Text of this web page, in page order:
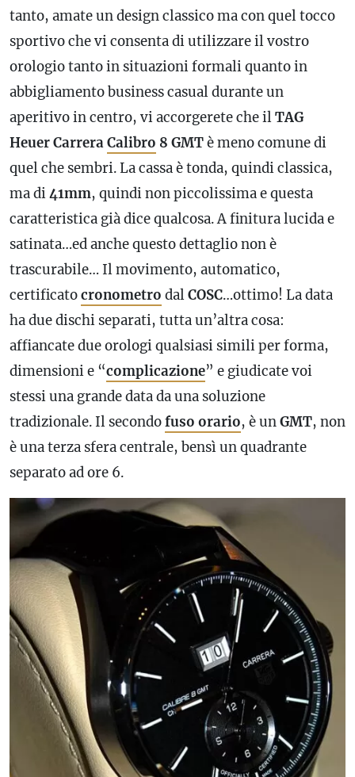
tanto, amate un design classico ma con quel tocco
sportivo che vi consenta di utilizzare il vostro
orologio tanto in situazioni formali quanto in
abbigliamento business casual durante un
aperitivo in centro, vi accorgerete che ilTAG
Heuer CarreraCalibro 8 GMTè meno comune di
quel che sembri. La cassa è tonda, quindi classica,
ma di41mm, quindi non piccolissima e questa
caratteristica già dice qualcosa. A finitura lucida e
satinata…ed anche questo dettaglio non è
trascurabile… Il movimento, automatico,
certificatocronometro dalCOSC…ottimo! La data
ha due dischi separati, tutta un’altra cosa:
affiancate due orologi qualsiasi simili per forma,
dimensioni e “complicazione” e giudicate voi
stessi una grande datada una soluzione
tradizionale. Il secondofuso orario, è unGMT, non
è una terza sfera centrale, bensì un quadrante
separato ad ore 6.